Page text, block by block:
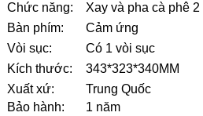
Chức năng:
Xay và pha cà phê 2
Bàn phím:
Cảm ứng
Vòi sục:
Có 1 vòi sục
Kích thước:
343*323*340MM
Xuất xứ:
Trung Quốc
Bảo hành:
1 năm